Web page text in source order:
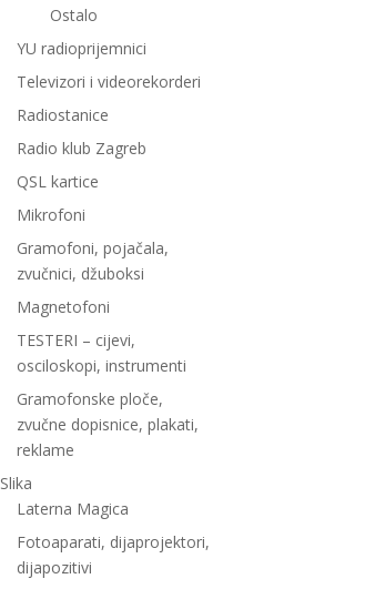
Ostalo
YU radioprijemnici
Televizori i videorekorderi
Radiostanice
Radio klub Zagreb
QSL kartice
Mikrofoni
Gramofoni, pojačala,
zvučnici, džuboksi
Magnetofoni
TESTERI – cijevi,
osciloskopi, instrumenti
Gramofonske ploče,
zvučne dopisnice, plakati,
reklame
Slika
Laterna Magica
Fotoaparati, dijaprojektori,
dijapozitivi